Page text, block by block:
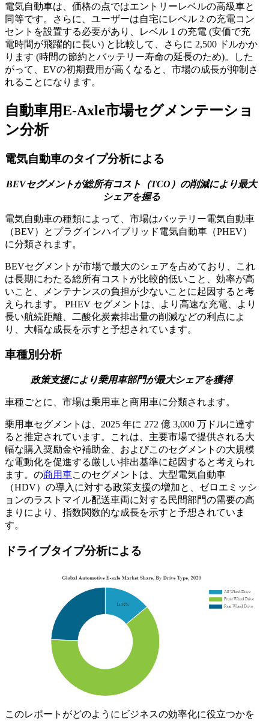
電気自動車は、価格の点ではエントリーレベルの高級車と
同等です。さらに、ユーザーは自宅にレベル 2 の充電コン
セントを設置する必要があり、レベル 1 の充電 (安価で充
電時間が飛躍的に長い) と比較して、さらに 2,500 ドルかか
ります (時間の節約とバッテリー寿命の延長のため)。した
がって、EVの初期費用が高くなると、市場の成長が抑制さ
れることになります。
自動車用E‑Axle市場セグメンテーショ
ン分析
電気自動車のタイプ分析による
BEVセグメントが総所有コスト（TCO）の削減により最大
シェアを握る
電気自動車の種類によって、市場はバッテリー電気自動車
（BEV）とプラグインハイブリッド電気自動車（PHEV）
に分類されます。
BEVセグメントが市場で最大のシェアを占めており、これ
は長期にわたる総所有コストが比較的低いこと、効率が高
いこと、メンテナンスの負担が少ないことに起因すると考
えられます。 PHEV セグメントは、より高速な充電、より
長い航続距離、二酸化炭素排出量の削減などの利点によ
り、大幅な成長を示すと予想されています。
車種別分析
政策支援により乗用車部門が最大シェアを獲得
車種ごとに、市場は乗用車と商用車に分類されます。
乗用車セグメントは、2025 年に 272 億 3,000 万ドルに達す
ると推定されています。これは、主要市場で提供される大
幅な購入奨励金や補助金、およびこのセグメントの大規模
な電動化を促進する厳しい排出基準に起因すると考えられ
ます。の商用車このセグメントは、大型電気自動車
（HDV）の導入に対する政策支援の増加と、ゼロエミッシ
ョンのラストマイル配送車両に対する民間部門の需要の高
まりにより、指数関数的な成長を示すと予想されていま
す。
ドライブタイプ分析による
このレポートがどのようにビジネスの効率化に役立つかを